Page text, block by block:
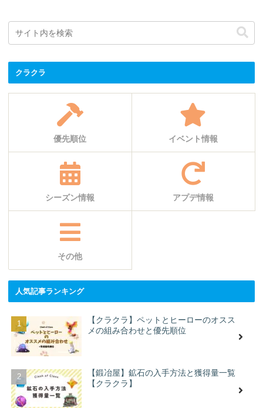
クラクラ
優先順位 イベント情報
シーズン情報 アプデ情報
その他
人気記事ランキング
【クラクラ】ペットとヒーローのオスス
メの組み合わせと優先順位
【鍛冶屋】鉱石の入手方法と獲得量一覧
【クラクラ】